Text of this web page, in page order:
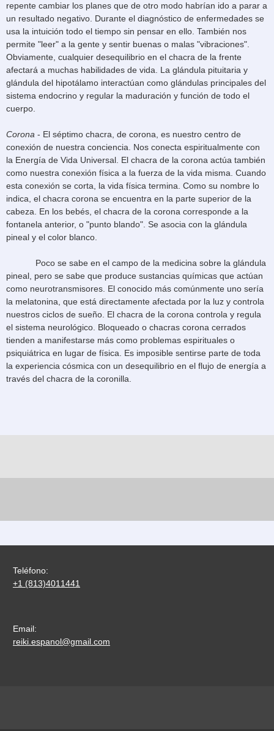
repente cambiar los planes que de otro modo habrían ido a parar a
un resultado negativo. Durante el diagnóstico de enfermedades se
usa la intuición todo el tiempo sin pensar en ello. También nos
permite "leer" a la gente y sentir buenas o malas "vibraciones".
Obviamente, cualquier desequilibrio en el chacra de la frente
afectará a muchas habilidades de vida. La glándula pituitaria y
glándula del hipotálamo interactúan como glándulas principales del
sistema endocrino y regular la maduración y función de todo el
cuerpo.
Corona - El séptimo chacra, de corona, es nuestro centro de
conexión de nuestra conciencia. Nos conecta espiritualmente con
la Energía de Vida Universal. El chacra de la corona actúa también
como nuestra conexión física a la fuerza de la vida misma. Cuando
esta conexión se corta, la vida física termina. Como su nombre lo
indica, el chacra corona se encuentra en la parte superior de la
cabeza. En los bebés, el chacra de la corona corresponde a la
fontanela anterior, o "punto blando". Se asocia con la glándula
pineal y el color blanco.
Poco se sabe en el campo de la medicina sobre la glándula
pineal, pero se sabe que produce sustancias químicas que actúan
como neurotransmisores. El conocido más comúnmente uno sería
la melatonina, que está directamente afectada por la luz y controla
nuestros ciclos de sueño. El chacra de la corona controla y regula
el sistema neurológico. Bloqueado o chacras corona cerrados
tienden a manifestarse más como problemas espirituales o
psiquiátrica en lugar de física. Es imposible sentirse parte de toda
la experiencia cósmica con un desequilibrio en el flujo de energía a
través del chacra de la coronilla.
Teléfono:
+1 (813)4011441
Email:
reiki.espanol@gmail.com